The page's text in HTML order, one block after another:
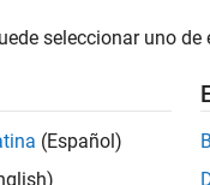
No se
seleccionar uno
(Español)